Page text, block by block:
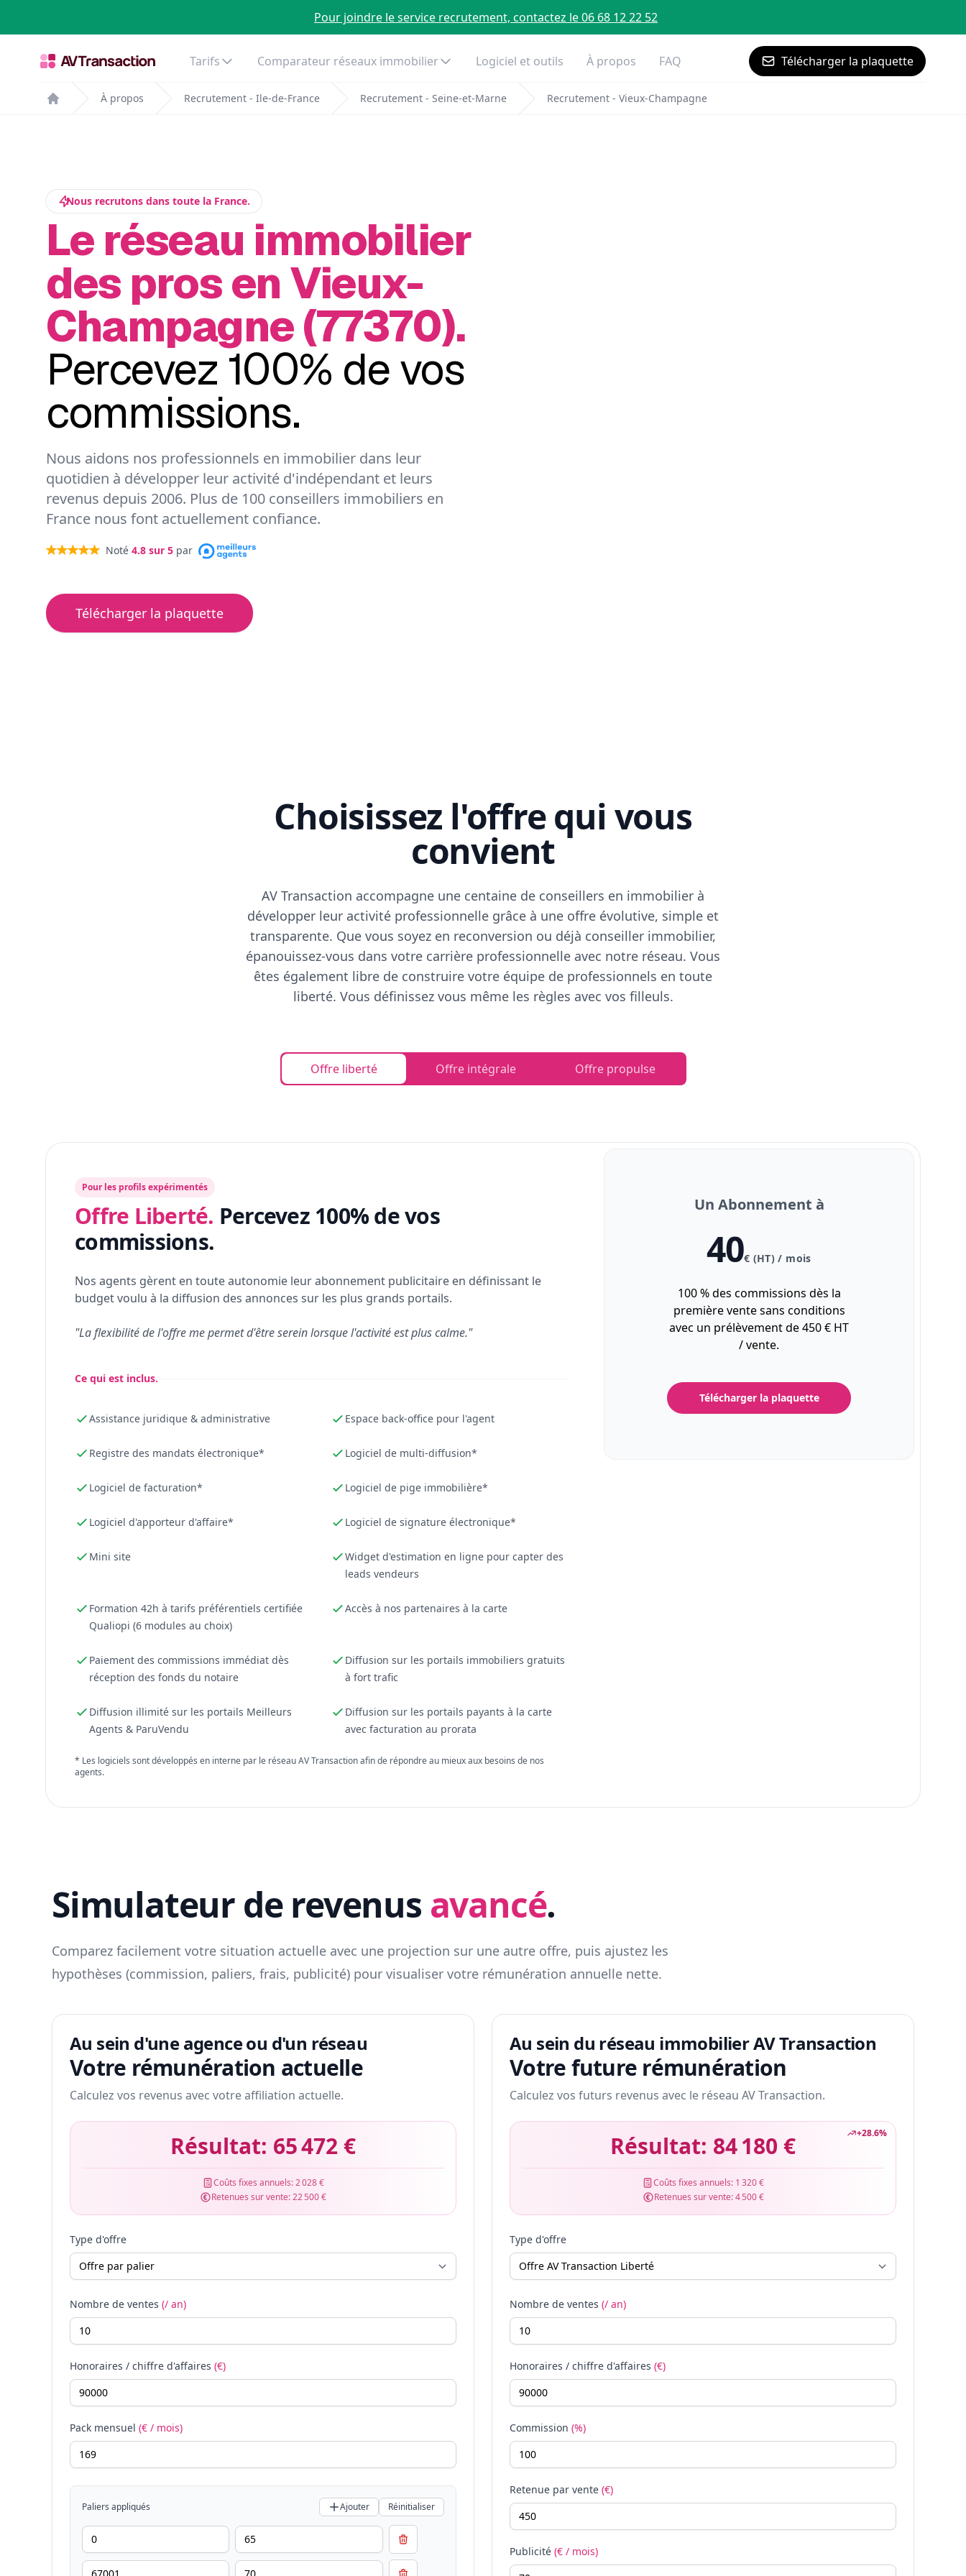
Pour joindre le service recrutement, contactez le 06 68 12 22 52
Tarifs Comparateur réseaux immobilier Logiciel et outils À propos FAQ Télécharger la plaquette
Home
À propos Recrutement - Ile-de-France Recrutement - Seine-et-Marne Recrutement - Vieux-Champagne
Nous recrutons dans toute la France.
Le réseau immobilier
des pros en Vieux-
Champagne (77370).
Percevez 100% de vos
commissions.
Nous aidons nos professionnels en immobilier dans leur
quotidien à développer leur activité d'indépendant et leurs
revenus depuis 2006. Plus de 100 conseillers immobiliers en
France nous font actuellement confiance.
Noté 4.8 sur 5 par
Télécharger la plaquette
Choisissez l'offre qui vous
convient
AV Transaction accompagne une centaine de conseillers en immobilier à
développer leur activité professionnelle grâce à une offre évolutive, simple et
transparente. Que vous soyez en reconversion ou déjà conseiller immobilier,
épanouissez-vous dans votre carrière professionnelle avec notre réseau. Vous
êtes également libre de construire votre équipe de professionnels en toute
liberté. Vous définissez vous même les règles avec vos filleuls.
Offre liberté Offre intégrale Offre propulse
Pour les profils expérimentés
Offre Liberté. Percevez 100% de vos
commissions.
Nos agents gèrent en toute autonomie leur abonnement publicitaire en définissant le
budget voulu à la diffusion des annonces sur les plus grands portails.
"La flexibilité de l'offre me permet d'être serein lorsque l'activité est plus calme."
Ce qui est inclus.
Assistance juridique & administrative Espace back-office pour l'agent
Registre des mandats électronique* Logiciel de multi-diffusion*
Logiciel de facturation* Logiciel de pige immobilière*
Logiciel d'apporteur d'affaire* Logiciel de signature électronique*
Mini site
Widget d'estimation en ligne pour capter des
leads vendeurs
Formation 42h à tarifs préférentiels certifiée
Qualiopi (6 modules au choix)
Accès à nos partenaires à la carte
Paiement des commissions immédiat dès
réception des fonds du notaire
Diffusion sur les portails immobiliers gratuits
à fort trafic
Diffusion illimité sur les portails Meilleurs
Agents & ParuVendu
Diffusion sur les portails payants à la carte
avec facturation au prorata
* Les logiciels sont développés en interne par le réseau AV Transaction afin de répondre au mieux aux besoins de nos
agents.
Un Abonnement à
40€ (HT) / mois
100 % des commissions dès la
première vente sans conditions
avec un prélèvement de 450 € HT
/ vente.
Télécharger la plaquette
Simulateur de revenus avancé.
Comparez facilement votre situation actuelle avec une projection sur une autre offre, puis ajustez les
hypothèses (commission, paliers, frais, publicité) pour visualiser votre rémunération annuelle nette.
Au sein d'une agence ou d'un réseau
Votre rémunération actuelle
Calculez vos revenus avec votre affiliation actuelle.
Résultat: 65 472 €
Coûts fixes annuels:2 028 €
Retenues sur vente:22 500 €
Type d'offre
Nombre de ventes (/ an)
Honoraires / chiffre d'affaires (€)
Pack mensuel (€ / mois)
Paliers appliqués Ajouter Réinitialiser
Au sein du réseau immobilier AV Transaction
Votre future rémunération
Calculez vos futurs revenus avec le réseau AV Transaction.
+28.6%
Résultat: 84 180 €
Coûts fixes annuels: 1 320 €
Retenues sur vente:4 500 €
Type d'offre
Nombre de ventes (/ an)
Honoraires / chiffre d'affaires (€)
Commission (%)
Retenue par vente (€)
Publicité (€ / mois)